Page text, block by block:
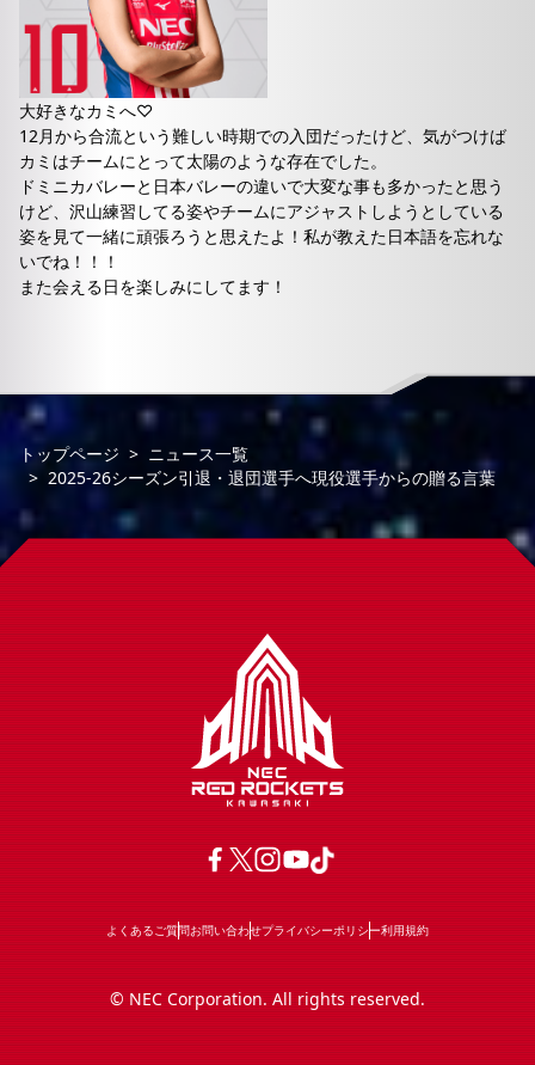
大好きなカミへ♡
12月から合流という難しい時期での入団だったけど、気がつけば
カミはチームにとって太陽のような存在でした。
ドミニカバレーと日本バレーの違いで大変な事も多かったと思う
けど、沢山練習してる姿やチームにアジャストしようとしている
姿を見て一緒に頑張ろうと思えたよ！私が教えた日本語を忘れな
いでね！！！
また会える日を楽しみにしてます！
トップページ
ニュース一覧
2025-26シーズン引退・退団選手へ現役選手からの贈る言葉
よくあるご質問お問い合わせプライバシーポリシー利用規約
© NEC Corporation. All rights reserved.